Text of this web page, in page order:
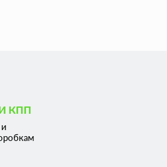
КПП